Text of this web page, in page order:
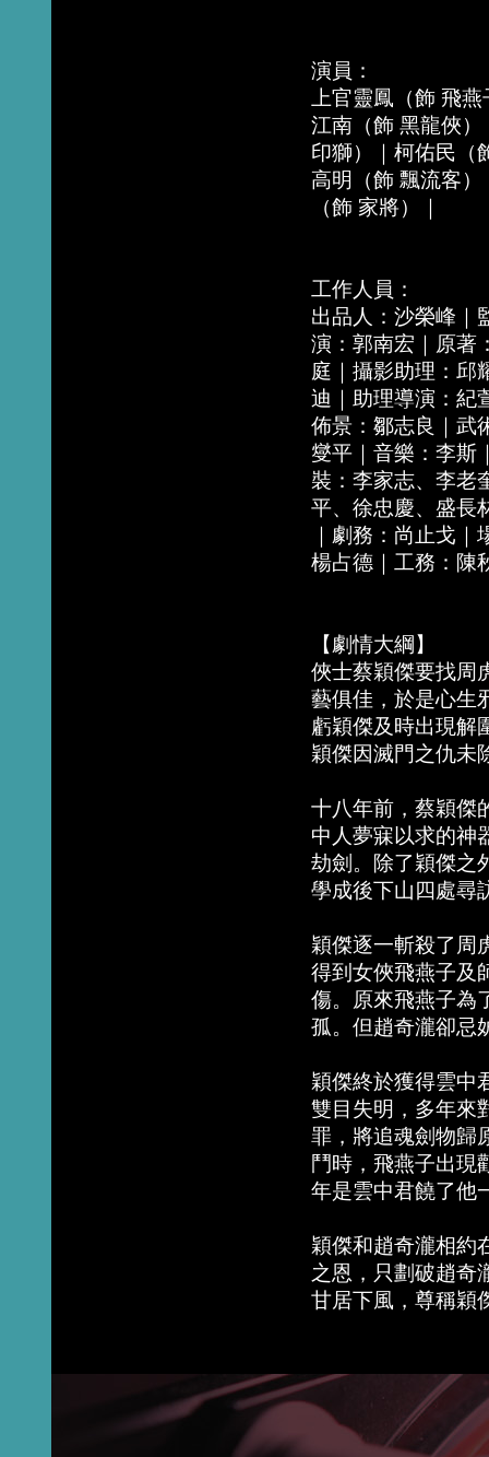
演員：
上官靈鳳（飾 飛
江南（飾 黑龍俠
印獅）｜柯佑民（
高明（飾 飄流客
（飾 家將）｜
工作人員：
出品人：沙榮峰｜
演：郭南宏｜原著
庭｜攝影助理：邱
迪｜助理導演：紀
佈景：鄒志良｜武
燮平｜音樂：李斯
裝：李家志、李老
平、徐忠慶、盛長
｜劇務：尚止戈
楊占德｜工務：陳
【劇情大綱】
俠士蔡穎傑要找周
藝俱佳，於是心生
虧穎傑及時出現解
穎傑因滅門之仇未
十八年前，蔡穎傑
中人夢寐以求的神
劫劍。除了穎傑之
學成後下山四處尋
穎傑逐一斬殺了周
得到女俠飛燕子及
傷。原來飛燕子為
孤。但趙奇瀧卻忌
穎傑終於獲得雲中
雙目失明，多年來
罪，將追魂劍物歸
鬥時，飛燕子出現
年是雲中君饒了他
穎傑和趙奇瀧相約
之恩，只劃破趙奇
甘居下風，尊稱穎